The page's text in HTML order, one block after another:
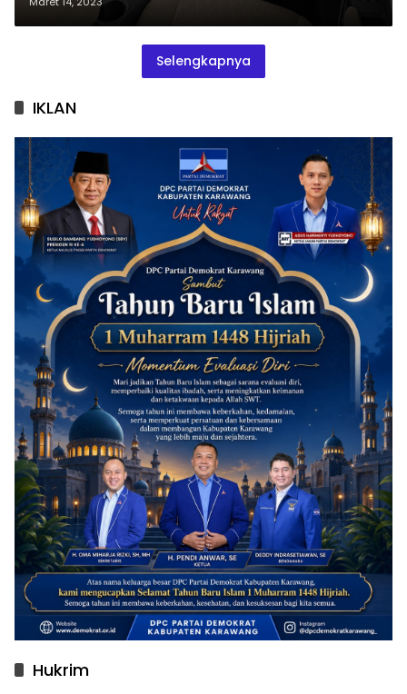
Selengkapnya
IKLAN
Hukrim